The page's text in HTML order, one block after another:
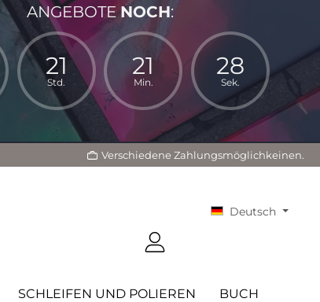
ANGEBOTENOCH:
21
Std.
21
Min.
26
Sek.
Verschiedene Zahlungsmöglichkeinen.
Deutsch
SCHLEIFEN UND POLIEREN BUCH